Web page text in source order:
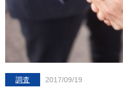
調査 2017/09/19